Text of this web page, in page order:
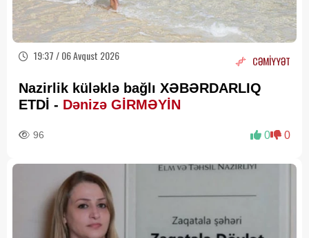
19:37 / 06 Avqust 2026 CƏMİYYƏT
Nazirlik küləklə bağlı XƏBƏRDARLIQ
ETDİ - Dənizə GİRMƏYİN
96 0 0